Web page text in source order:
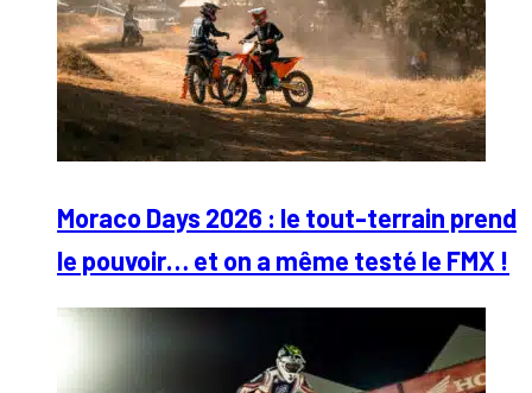
Moraco Days 2026 : le tout-terrain prend
le pouvoir… et on a même testé le FMX !